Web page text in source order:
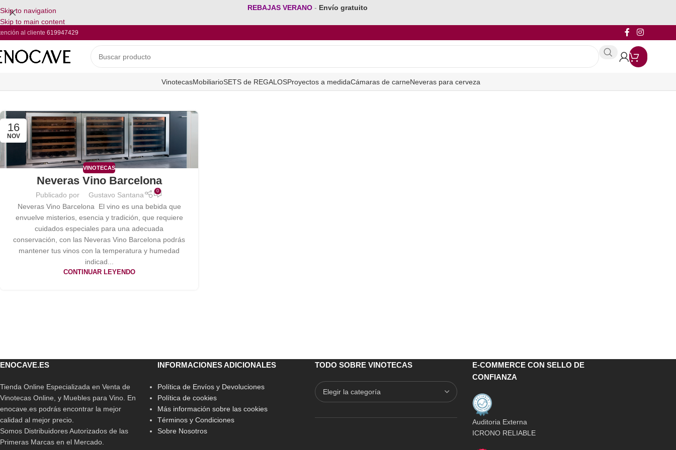
Skip to navigation
Skip to main content
REBAJAS VERANO - Envío gratuito
al cliente 619947429
VinotecasMobiliarioSETS de REGALOSProyectos a medidaCámaras de carneNeveras para cerveza
16
NOV
VINOTECAS
Neveras Vino Barcelona
Publicado por Gustavo Santana 0
Neveras Vino Barcelona El vino es una bebida que
envuelve misterios, esencia y tradición, que requiere
cuidados especiales para una adecuada
conservación, con las Neveras Vino Barcelona podrás
mantener tus vinos con la temperatura y humedad
indicad...
CONTINUAR LEYENDO
ENOCAVE.ES
Tienda Online Especializada en Venta de
Vinotecas Online, y Muebles para Vino. En
enocave.es podrás encontrar la mejor
calidad al mejor precio.
Somos Distribuidores Autorizados de las
Primeras Marcas en el Mercado.
INFORMACIONES ADICIONALES
Política de Envíos y Devoluciones
Política de cookies
Más información sobre las cookies
Términos y Condiciones
Sobre Nosotros
TODO SOBRE VINOTECAS
E-COMMERCE CON SELLO DE
CONFIANZA
Auditoria Externa
ICRONO RELIABLE